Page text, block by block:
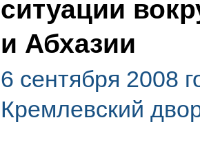
ситуации
и Абхазии
6 сентября 2008
Кремлевский